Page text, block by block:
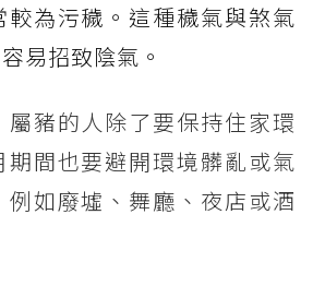
為污穢。這種穢氣與煞氣
易招致陰氣。
豬的人除了要保持住家環
間也要避開環境髒亂或氣
如廢墟、舞廳、夜店或酒